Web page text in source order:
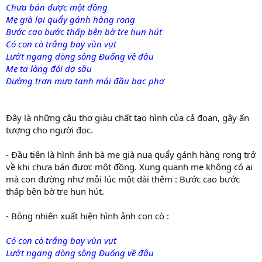
Chưa bán được một đồng
Mẹ già lại quẩy gánh hàng rong
Bước cao bước thấp bên bờ tre hun hút
Có con cò trắng bay vùn vụt
Lướt ngang dòng sông Đuống về đâu
Mẹ ta lòng đói dạ sầu
Đường trơn mưa tạnh mái đầu bạc phơ
Đây là những câu thơ giàu chất tạo hình của cả đoạn, gây ấn
tượng cho người đọc.
- Đầu tiên là hình ảnh bà mẹ già nua quẩy gánh hàng rong trở
về khi chưa bán được một đồng. Xung quanh mẹ không có ai
mà con đường như mỗi lúc một dài thêm : Bước cao bước
thấp bên bờ tre hun hút.
- Bỗng nhiên xuất hiện hình ảnh con cò :
Có con cò trắng bay vùn vụt
Lướt ngang dòng sông Đuống về đâu